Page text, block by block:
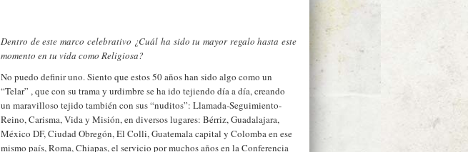
Dentro de este marco celebrativo ¿Cuál ha sido tu mayor regalo hasta este
momento en tu vida como Religiosa?
No puedo definir uno. Siento que estos 50 años han sido algo como un
“Telar” , que con su trama y urdimbre se ha ido tejiendo día a día, creando
un maravilloso tejido también con sus “nuditos”: Llamada-Seguimiento-
Reino, Carisma, Vida y Misión, en diversos lugares: Bérriz, Guadalajara,
México DF, Ciudad Obregón, El Colli, Guatemala capital y Colomba en ese
mismo país, Roma, Chiapas, el servicio por muchos años en la Conferencia